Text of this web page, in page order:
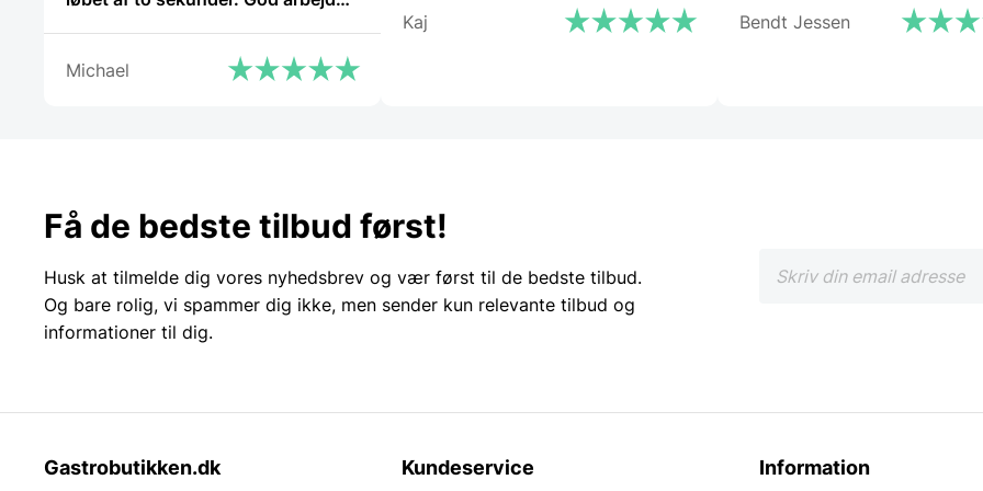
Michael
Kaj Bendt Jessen
Få de bedste tilbud først!
Husk at tilmelde dig vores nyhedsbrev og vær først til de bedste tilbud.
Og bare rolig, vi spammer dig ikke, men sender kun relevante tilbud og
informationer til dig.
Gastrobutikken.dk Kundeservice Information